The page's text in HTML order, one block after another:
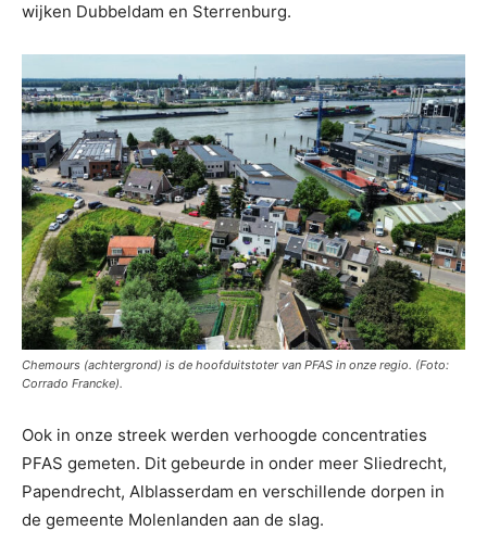
wijken Dubbeldam en Sterrenburg.
Chemours (achtergrond) is de hoofduitstoter van PFAS in onze regio. (Foto:
Corrado Francke).
Ook in onze streek werden verhoogde concentraties
PFAS gemeten. Dit gebeurde in onder meer Sliedrecht,
Papendrecht, Alblasserdam en verschillende dorpen in
de gemeente Molenlanden aan de slag.